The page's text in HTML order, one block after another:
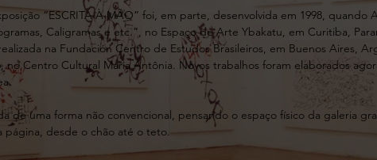
“ESCRITA À MÃO” foi, em parte, desenvolvida em 1998, quando
Caligramas e etc.”, no Espaço de Arte Ybakatu, em Curitiba,
na Fundación Centro de Estudos Brasileiros, em Buenos Aires,
no Centro Cultural Maria Antônia. Novos trabalhos foram elaborados
de uma forma não convencional, pensando o espaço físico da galeria
página, desde o chão até o teto.